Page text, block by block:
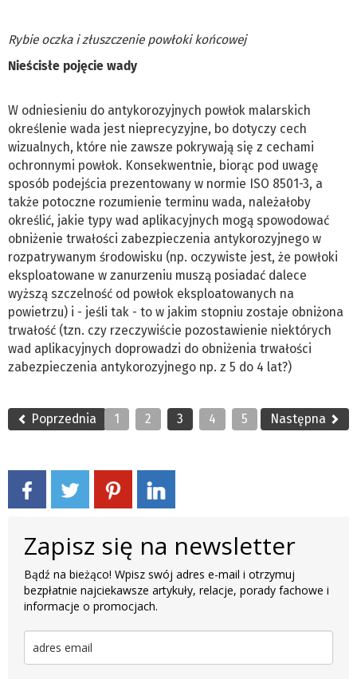
Rybie oczka i złuszczenie powłoki końcowej
Nieścisłe pojęcie wady
W odniesieniu do antykorozyjnych powłok malarskich
określenie wada jest nieprecyzyjne, bo dotyczy cech
wizualnych, które nie zawsze pokrywają się z cechami
ochronnymi powłok. Konsekwentnie, biorąc pod uwagę
sposób podejścia prezentowany w normie ISO 8501-3, a
także potoczne rozumienie terminu wada, należałoby
określić, jakie typy wad aplikacyjnych mogą spowodować
obniżenie trwałości zabezpieczenia antykorozyjnego w
rozpatrywanym środowisku (np. oczywiste jest, że powłoki
eksploatowane w zanurzeniu muszą posiadać dalece
wyższą szczelność od powłok eksploatowanych na
powietrzu) i - jeśli tak - to w jakim stopniu zostaje obniżona
trwałość (tzn. czy rzeczywiście pozostawienie niektórych
wad aplikacyjnych doprowadzi do obniżenia trwałości
zabezpieczenia antykorozyjnego np. z 5 do 4 lat?)
Poprzednia 1 2 3 4 5 Następna
Zapisz się na newsletter
Bądź na bieżąco! Wpisz swój adres e-mail i otrzymuj
bezpłatnie najciekawsze artykuły, relacje, porady fachowe i
informacje o promocjach.